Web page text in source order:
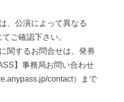
、公演によって異なる
ご確認下さい。
関するお問合せは、発券
】事務局お問い合わせ
contact）まで